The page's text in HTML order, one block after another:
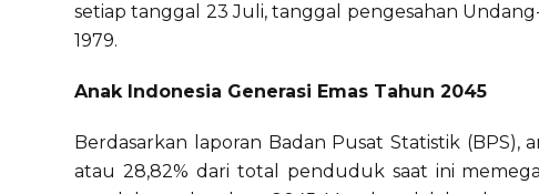
setiap tanggal 23 Juli, tanggal pengesahan
1979.
Anak Indonesia Generasi Emas Tahun 2045
Berdasarkan laporan Badan Pusat Statistik
atau 28,82% dari total penduduk saat ini